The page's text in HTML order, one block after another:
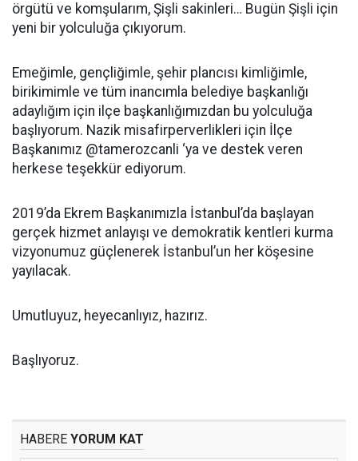
örgütü ve komşularım, Şişli sakinleri… Bugün Şişli için
yeni bir yolculuğa çıkıyorum.
Emeğimle, gençliğimle, şehir plancısı kimliğimle,
birikimimle ve tüm inancımla belediye başkanlığı
adaylığım için ilçe başkanlığımızdan bu yolculuğa
başlıyorum. Nazik misafirperverlikleri için İlçe
Başkanımız @tamerozcanli ‘ya ve destek veren
herkese teşekkür ediyorum.
2019’da Ekrem Başkanımızla İstanbul’da başlayan
gerçek hizmet anlayışı ve demokratik kentleri kurma
vizyonumuz güçlenerek İstanbul’un her köşesine
yayılacak.
Umutluyuz, heyecanlıyız, hazırız.
Başlıyoruz.
HABERE YORUM KAT